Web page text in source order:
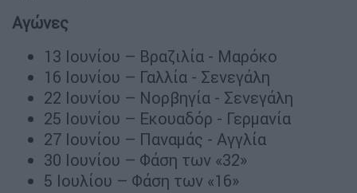
Αγώνες
13 Ιουνίου – Βραζιλία - Μαρόκο
16 Ιουνίου – Γαλλία - Σενεγάλη
22 Ιουνίου – Νορβηγία - Σενεγάλη
25 Ιουνίου – Εκουαδόρ - Γερμανία
27 Ιουνίου – Παναμάς - Αγγλία
30 Ιουνίου – Φάση των «32»
5 Ιουλίου – Φάση των «16»